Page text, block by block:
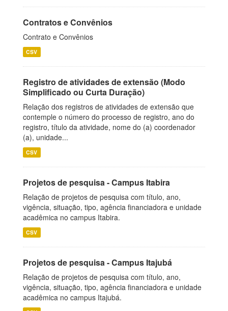
Contratos e Convênios
Contrato e Convênios
CSV
Registro de atividades de extensão (Modo
Simplificado ou Curta Duração)
Relação dos registros de atividades de extensão que
contemple o número do processo de registro, ano do
registro, título da atividade, nome do (a) coordenador
(a), unidade...
CSV
Projetos de pesquisa - Campus Itabira
Relação de projetos de pesquisa com título, ano,
vigência, situação, tipo, agência financiadora e unidade
acadêmica no campus Itabira.
CSV
Projetos de pesquisa - Campus Itajubá
Relação de projetos de pesquisa com título, ano,
vigência, situação, tipo, agência financiadora e unidade
acadêmica no campus Itajubá.